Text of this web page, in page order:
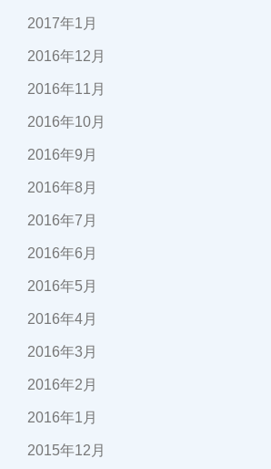
2017年1月
2016年12月
2016年11月
2016年10月
2016年9月
2016年8月
2016年7月
2016年6月
2016年5月
2016年4月
2016年3月
2016年2月
2016年1月
2015年12月